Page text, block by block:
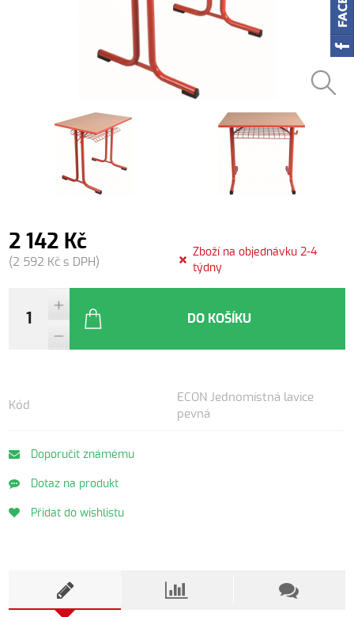
2 142 Kč
(2 592 Kč s DPH)
Zboží na objednávku 2-4
týdny
DO KOŠÍKU
Kód
ECON Jednomístná lavice
pevná
Doporučit známému
Dotaz na produkt
Přidat do wishlistu